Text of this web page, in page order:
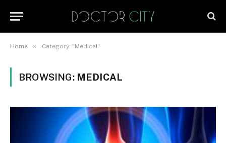
Home » Category: "Medical"
BROWSING: MEDICAL